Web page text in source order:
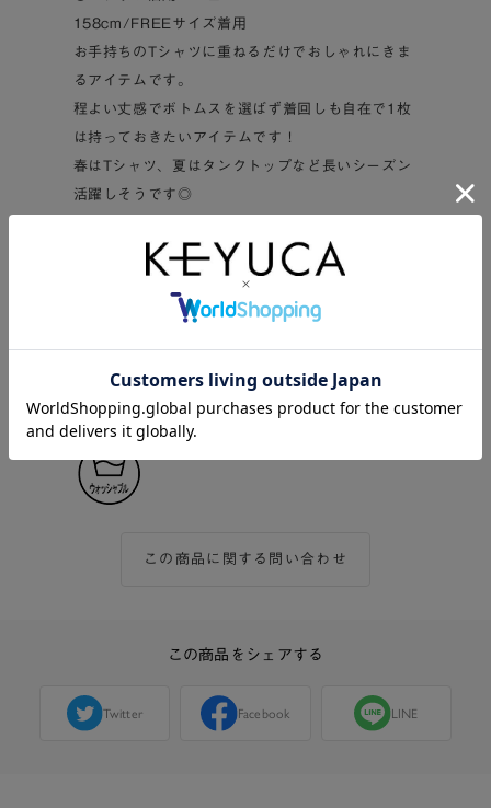
158cm/FREEサイズ着用
お手持ちのTシャツに重ねるだけでおしゃれにきま
るアイテムです。
程よい丈感でボトムスを選ばず着回しも自在で1枚
は持っておきたいアイテムです！
春はTシャツ、夏はタンクトップなど長いシーズン
活躍しそうです◎
ケユカアパレルは、ケアにも、着心地にも、コーデ
ィネートにもイージーな機能を。
着るだけで気持ちをリセットできて、自然体になれ
この商品に関する問い合わせ
この商品をシェアする
Twitter Facebook LINE